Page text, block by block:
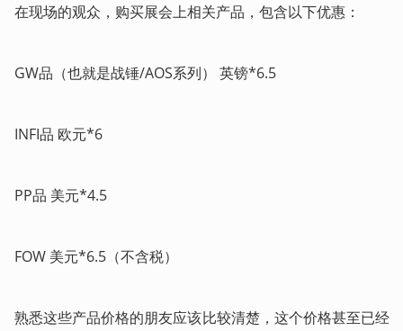
在现场的观众，购买展会上相关产品，包含以下优惠：
GW品（也就是战锤/AOS系列） 英镑*6.5
INFI品 欧元*6
PP品 美元*4.5
FOW 美元*6.5（不含税）
熟悉这些产品价格的朋友应该比较清楚，这个价格甚至已经